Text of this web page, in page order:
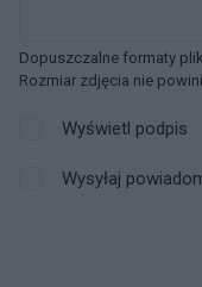
Dopuszczalne formaty
Rozmiar zdjęcia nie
Wyświetl podpis
Wysyłaj